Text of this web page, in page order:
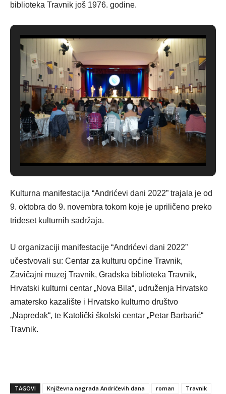
biblioteka Travnik još 1976. godine.
Kulturna manifestacija “Andrićevi dani 2022” trajala je od
9. oktobra do 9. novembra tokom koje je upriličeno preko
trideset kulturnih sadržaja.
U organizaciji manifestacije “Andrićevi dani 2022”
učestvovali su: Centar za kulturu općine Travnik,
Zavičajni muzej Travnik, Gradska biblioteka Travnik,
Hrvatski kulturni centar „Nova Bila“, udruženja Hrvatsko
amatersko kazalište i Hrvatsko kulturno društvo
„Napredak“, te Katolički školski centar „Petar Barbarić“
Travnik.
TAGOVI Književna nagrada Andrićevih dana roman Travnik